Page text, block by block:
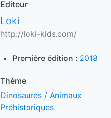
Editeur
Loki
http://loki-kids.com/
Première édition : 2018
Thème
Dinosaures / Animaux
Préhistoriques